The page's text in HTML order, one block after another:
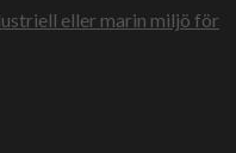
eller marin miljö för